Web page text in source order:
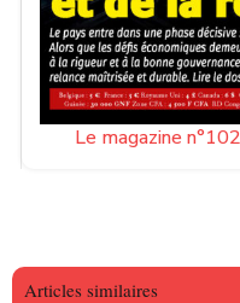
Le magazine
Articles similaires